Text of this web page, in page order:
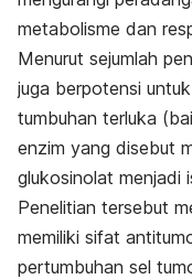
metabolisme dan
Menurut sejumlah
juga berpotensi
tumbuhan terluka
enzim yang disebut
glukosinolat menjadi
Penelitian tersebut
memiliki sifat
pertumbuhan sel